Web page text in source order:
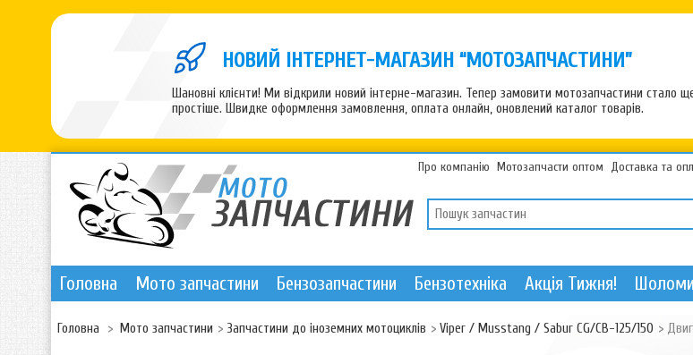
НОВИЙ ІНТЕРНЕТ-МАГАЗИН “МОТОЗАПЧАСТИНИ”
Шановні клієнти! Ми відкрили новий інтерне-магазин. Тепер замовити мотозапчастини стало
простіше. Швидке оформлення замовлення, оплата онлайн, оновлений каталог товарів.
Про компанію Мотозапчасти оптом Доставка та
Головна Мото запчастини Бензозапчастини Бензотехніка Акція Тижня! Шоломи
Головна > Мото запчастини > Запчастини до іноземних мотоциклів > Viper / Musstang / Sabur CG/CB-125/150 >